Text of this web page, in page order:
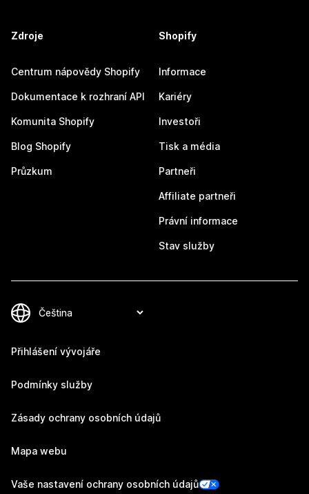
Zdroje
Centrum nápovědy Shopify
Dokumentace k rozhraní API
Komunita Shopify
Blog Shopify
Průzkum
Shopify
Informace
Kariéry
Investoři
Tisk a média
Partneři
Affiliate partneři
Právní informace
Stav služby
Přihlášení vývojáře
Podmínky služby
Zásady ochrany osobních údajů
Mapa webu
Vaše nastavení ochrany osobních údajů